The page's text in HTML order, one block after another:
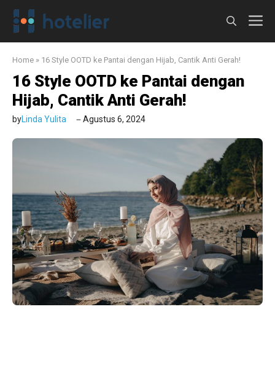
Langsung
Home » 16 Style OOTD ke Pantai dengan Hijab, Cantik Anti Gerah!
16 Style OOTD ke Pantai dengan
Hijab, Cantik Anti Gerah!
byLinda Yulita Agustus 6, 2024